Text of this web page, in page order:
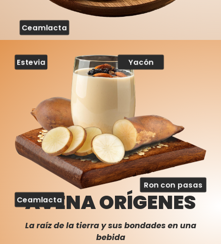
Ceamlacta
Estevia
Ceamlacta
Ron con pasas
Yacón
AVENA ORÍGENES
La raíz de la tierra y sus bondades en una
bebida